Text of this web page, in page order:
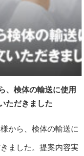
、検体の輸送に使用
ただきました
から、検体の輸送に
ました。提案内容実